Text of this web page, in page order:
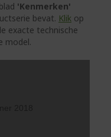
'Kenmerken'
bevat. Klik op
exacte technische
model.